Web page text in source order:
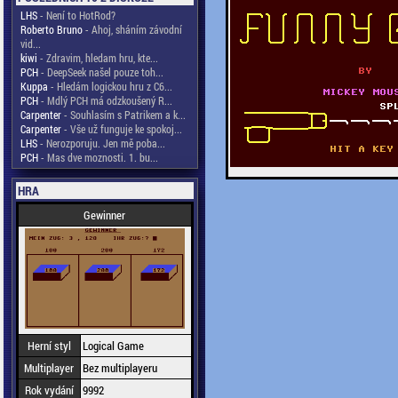
LHS- Není to HotRod?
Roberto Bruno- Ahoj, sháním závodní
vid...
kiwi - Zdravim, hledam hru, kte...
PCH- DeepSeek našel pouze toh...
Kuppa - Hledám logickou hru z C6...
PCH- Mdlý PCH má odzkoušený R...
Carpenter- Souhlasím s Patrikem a k...
Carpenter- Vše už funguje ke spokoj...
LHS- Nerozporuju. Jen mě poba...
PCH- Mas dve moznosti. 1. bu...
HRA
Gewinner
Herní styl
Logical Game
Multiplayer Bez multiplayeru
Rok vydání 9992